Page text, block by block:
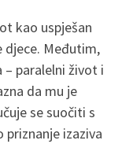
kao uspješan
djece. Međutim,
paralelni život i
da mu je
se suočiti s
izaziva